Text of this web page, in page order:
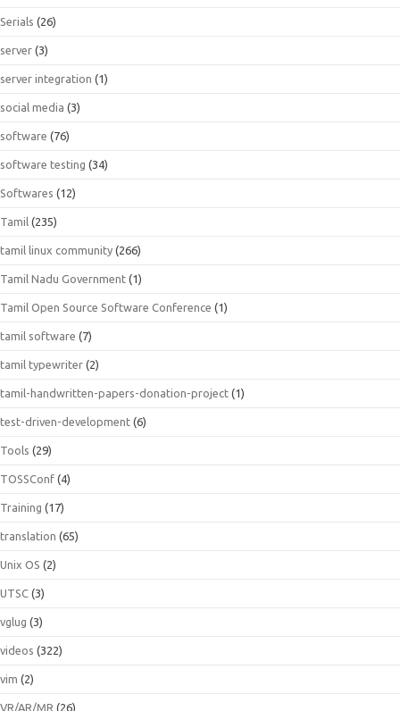
Serials (26)
server (3)
server integration (1)
social media (3)
software (76)
software testing (34)
Softwares (12)
Tamil (235)
tamil linux community (266)
Tamil Nadu Government (1)
Tamil Open Source Software Conference (1)
tamil software (7)
tamil typewriter (2)
tamil-handwritten-papers-donation-project (1)
test-driven-development (6)
Tools (29)
TOSSConf (4)
Training (17)
translation (65)
Unix OS (2)
UTSC (3)
vglug (3)
videos (322)
vim (2)
VR/AR/MR (26)